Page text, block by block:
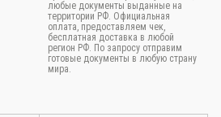
любые документы выданные на
территории РФ. Официальная
оплата, предоставляем чек,
бесплатная доставка в любой
регион РФ. По запросу отправим
готовые документы в любую страну
мира.